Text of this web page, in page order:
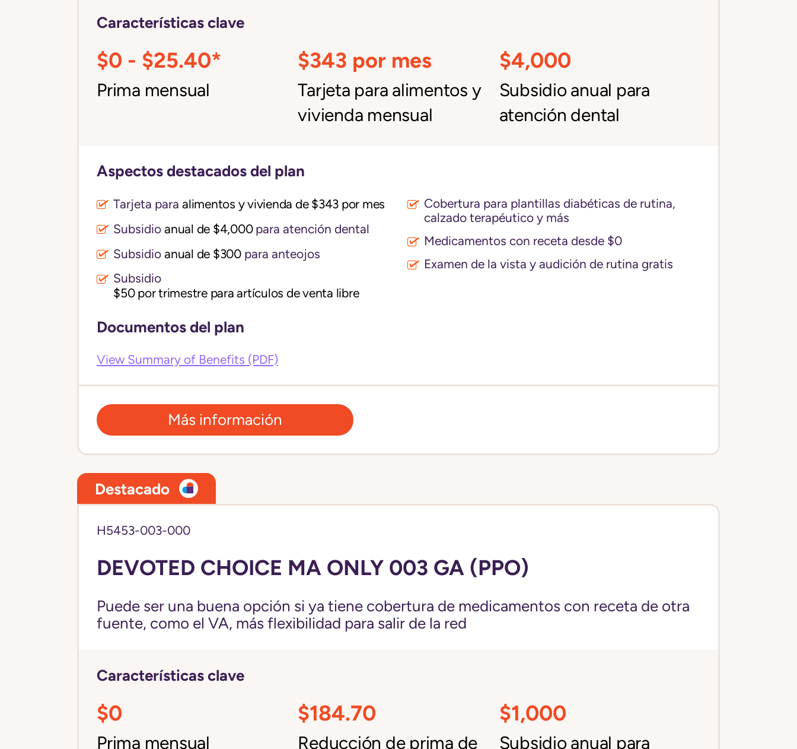
Características clave
$0 - $25.40*
Prima mensual
$343 por mes
Tarjeta para alimentos y
vivienda mensual
$4,000
Subsidio anual para
atención dental
Aspectos destacados del plan
Tarjeta para alimentos y vivienda de $343 por mes
Subsidio anual de $4,000para atención dental
Subsidio anual de $300para anteojos
Subsidio
$50 por trimestre para artículos de venta libre
Cobertura para plantillas diabéticas de rutina,
calzado terapéutico y más
Medicamentos con receta desde $0
Examen de la vista y audición de rutina gratis
Documentos del plan
View Summary of Benefits (PDF)
Más información
Destacado
H5453-003-000
DEVOTED CHOICE MA ONLY 003 GA (PPO)
Puede ser una buena opción si ya tiene cobertura de medicamentos con receta de otra
fuente, como el VA, más flexibilidad para salir de la red
Características clave
$0
Prima mensual
$184.70
Reducción de prima de
$1,000
Subsidio anual para